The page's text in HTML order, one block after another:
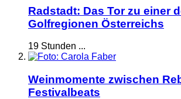
Radstadt: Das Tor zu einer
Golfregionen Österreichs
19 Stunden ...
Weinmomente zwischen
Festivalbeats